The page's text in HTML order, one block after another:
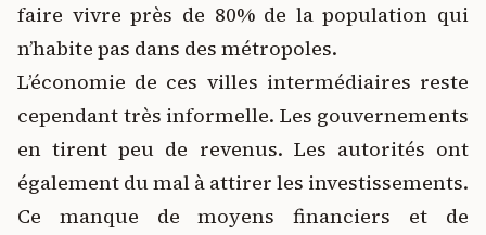
faire vivre près de 80% de la population qui
n’habite pas dans des métropoles.
L’économie de ces villes intermédiaires reste
cependant très informelle. Les gouvernements
en tirent peu de revenus. Les autorités ont
également du mal à attirer les investissements.
Ce manque de moyens financiers et de